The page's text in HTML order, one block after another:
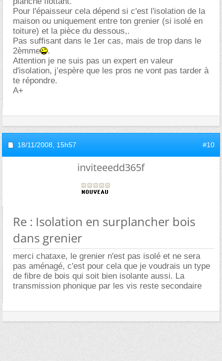
Pour l'épaisseur cela dépend si c'est l'isolation de la
maison ou uniquement entre ton grenier (si isolé en
toiture) et la pièce du dessous,.
Pas suffisant dans le 1er cas, mais de trop dans le
2èmme
.
Attention je ne suis pas un expert en valeur
d'isolation, j’espère que les pros ne vont pas tarder à
te répondre.
A+
18/11/2008, 15h57 #10
inviteeedd365f
Re : Isolation en surplancher bois
dans grenier
merci chataxe, le grenier n'est pas isolé et ne sera
pas aménagé, c'est pour cela que je voudrais un type
de fibre de bois qui soit bien isolante aussi. La
transmission phonique par les vis reste secondaire